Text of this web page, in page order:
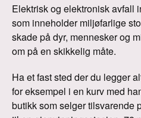
Elektrisk og elektronisk avfall
som inneholder miljøfarlige
skade på dyr, mennesker og
om på en skikkelig måte.
Ha et fast sted der du legger
for eksempel i en kurv med
butikk som selger tilsvarende